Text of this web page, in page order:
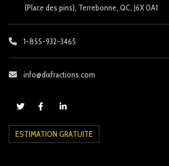
(Place des pins), Terrebonne, QC, J6X 0A1
1-855-932-3465
info@dixfractions.com
ESTIMATION GRATUITE